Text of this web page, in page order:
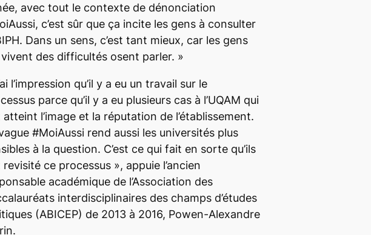
avec tout le contexte de dénonciation
c’est sûr que ça incite les gens à consulter
Dans un sens, c’est tant mieux, car les gens
des difficultés osent parler. »
l’impression qu’il y a eu un travail sur le
parce qu’il y a eu plusieurs cas à l’UQAM qui
atteint l’image et la réputation de l’établissement.
#MoiAussi rend aussi les universités plus
à la question. C’est ce qui fait en sorte qu’ils
revisité ce processus », appuie l’ancien
académique de l’Association des
interdisciplinaires des champs d’études
(ABICEP) de 2013 à 2016, Powen-Alexandre